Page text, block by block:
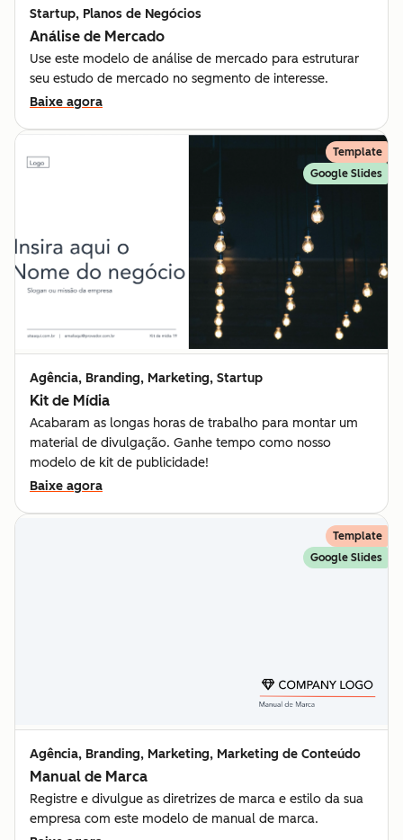
Startup, Planos de Negócios
Análise de Mercado
Use este modelo de análise de mercado para estruturar
seu estudo de mercado no segmento de interesse.
Baixe agora
Template
Google Slides
Agência, Branding, Marketing, Startup
Kit de Mídia
Acabaram as longas horas de trabalho para montar um
material de divulgação. Ganhe tempo como nosso
modelo de kit de publicidade!
Baixe agora
Template
Google Slides
Agência, Branding, Marketing, Marketing de Conteúdo
Manual de Marca
Registre e divulgue as diretrizes de marca e estilo da sua
empresa com este modelo de manual de marca.